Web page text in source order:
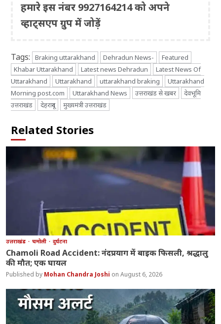
हमारे इस नंबर 9927164214 को अपने
व्हाट्सएप ग्रुप में जोड़ें
Tags: Braking uttarakhand Dehradun News-
Featured
Khabar Uttarakhand
Latest news Dehradun
Latest News Of
Uttarakhand
Uttarakhand uttarakhand braking
Uttarakhand
Morning post.com
Uttarakhand News उत्तराखंड से खबर
देवभूमि
उत्तराखंड
देहरादून मुख्यमंत्री उत्तराखंड
Related Stories
उत्तराखंड चमोली दुर्घटना
Chamoli Road Accident: नंदप्रयाग में बाइक फिसली, श्रद्धालु
की मौत; एक घायल
Mohan Chandra Joshi August 6, 2026